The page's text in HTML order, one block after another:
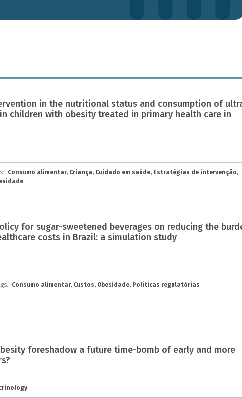
in the nutritional status and consumption of
children with obesity treated in primary health care in
Consumo alimentar, Criança, Cuidado em saúde, Estratégias de intervenção,
for sugar-sweetened beverages on reducing the
costs in Brazil: a simulation study
Consumo alimentar, Custos, Obesidade, Políticas regulatórias
foreshadow a future time-bomb of early and more